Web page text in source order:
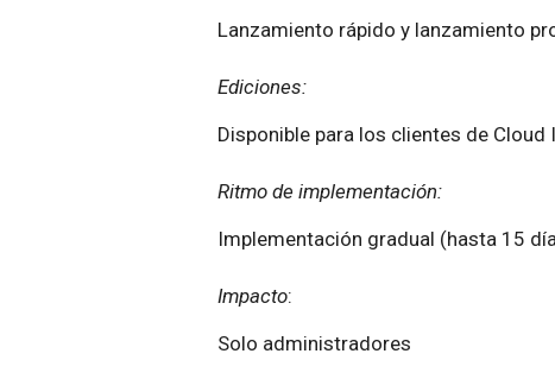
Lanzamiento rápido y lanzamiento
Ediciones:
Disponible para los clientes de
Ritmo de implementación:
Implementación gradual (hasta 15
Impacto:
Solo administradores